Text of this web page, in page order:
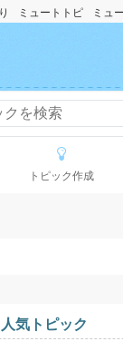
ミュ
ミュートトピ
トピック作成
気トピック